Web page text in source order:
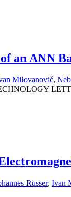
an ANN
Milovanović,
Russer, Ivan